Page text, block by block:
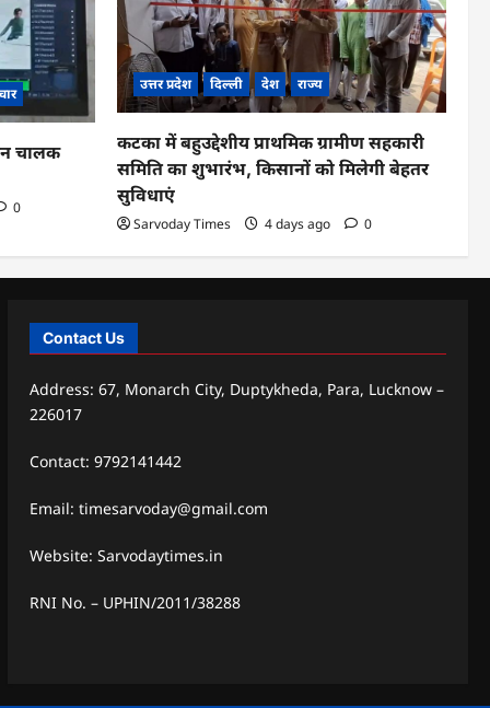
चालक
0
उत्तर प्रदेश दिल्ली देश राज्य
कटका में बहुउद्देशीय प्राथमिक ग्रामीण सहकारी
समिति का शुभारंभ, किसानों को मिलेगी बेहतर
सुविधाएं
Sarvoday Times 4 days ago 0
Contact Us
Address: 67, Monarch City, Duptykheda, Para, Lucknow –
226017
Contact: 9792141442
Email: timesarvoday@gmail.com
Website: Sarvodaytimes.in
RNI No. – UPHIN/2011/38288